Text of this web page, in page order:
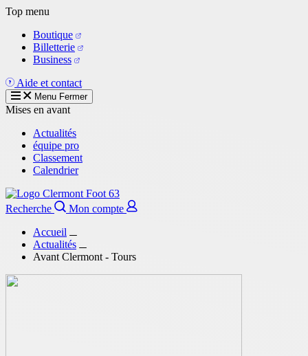
Aller
contenu
principal
Top menu
Boutique
Billetterie
Business
Aide et contact
Menu Fermer
Mises en avant
Actualités
équipe pro
Classement
Calendrier
Recherche
Mon compte
Accueil
Actualités
Avant Clermont - Tours